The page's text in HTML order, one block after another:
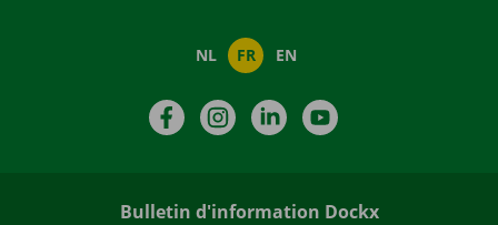
NL FR EN
FacebookInstagramLinkedIn
Bulletin d'information Dockx